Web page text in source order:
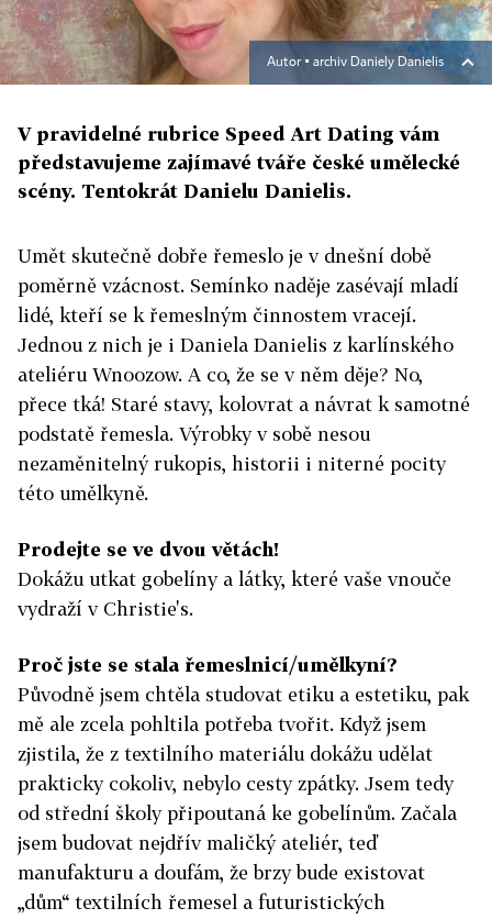
Autor ▪ archiv Daniely Danielis
V pravidelné rubrice Speed Art Dating vám
představujeme zajímavé tváře české umělecké
scény. Tentokrát Danielu Danielis.
Umět skutečně dobře řemeslo je v dnešní době
poměrně vzácnost. Semínko naděje zasévají mladí
lidé, kteří se k řemeslným činnostem vracejí.
Jednou z nich je i Daniela Danielis z karlínského
ateliéru Wnoozow. A co, že se v něm děje? No,
přece tká! Staré stavy, kolovrat a návrat k samotné
podstatě řemesla. Výrobky v sobě nesou
nezaměnitelný rukopis, historii i niterné pocity
této umělkyně.
Prodejte se ve dvou větách!
Dokážu utkat gobelíny a látky, které vaše vnouče
vydraží v Christie's.
Proč jste se stala řemeslnicí/umělkyní?
Původně jsem chtěla studovat etiku a estetiku, pak
mě ale zcela pohltila potřeba tvořit. Když jsem
zjistila, že z textilního materiálu dokážu udělat
prakticky cokoliv, nebylo cesty zpátky. Jsem tedy
od střední školy připoutaná ke gobelínům. Začala
jsem budovat nejdřív maličký ateliér, teď
manufakturu a doufám, že brzy bude existovat
„dům“ textilních řemesel a futuristických